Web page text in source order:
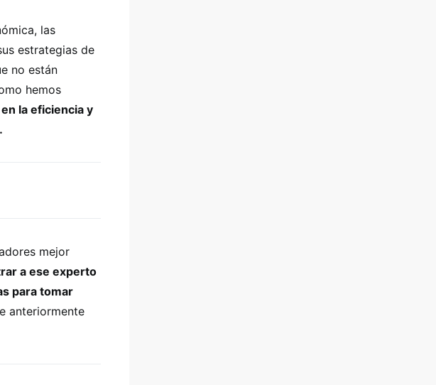
las
estrategias de
no están
hemos
la eficiencia y
mejor
a ese experto
para tomar
anteriormente